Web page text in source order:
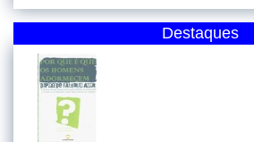
Destaques